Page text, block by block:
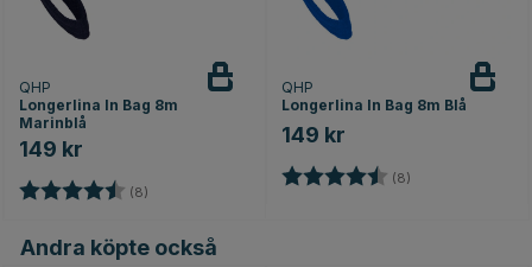
QHP
Longerlina In Bag 8m
Marinblå
149 kr
Betyg: (8)
QHP
Longerlina In Bag 8m Blå
149 kr
Betyg: (8)
Andra köpte också